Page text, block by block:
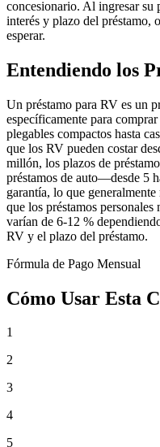
concesionario. Al ingresar su
interés y plazo del préstamo,
esperar.
Entendiendo los
Un préstamo para RV es un
específicamente para
plegables compactos hasta
que los RV pueden costar
millón, los plazos de
préstamos de auto—desde 5
garantía, lo que generalmente
que los préstamos
varían de 6-12 %
RV y el plazo del préstamo.
Fórmula de Pago Mensual
Cómo Usar Esta
1
2
3
4
5